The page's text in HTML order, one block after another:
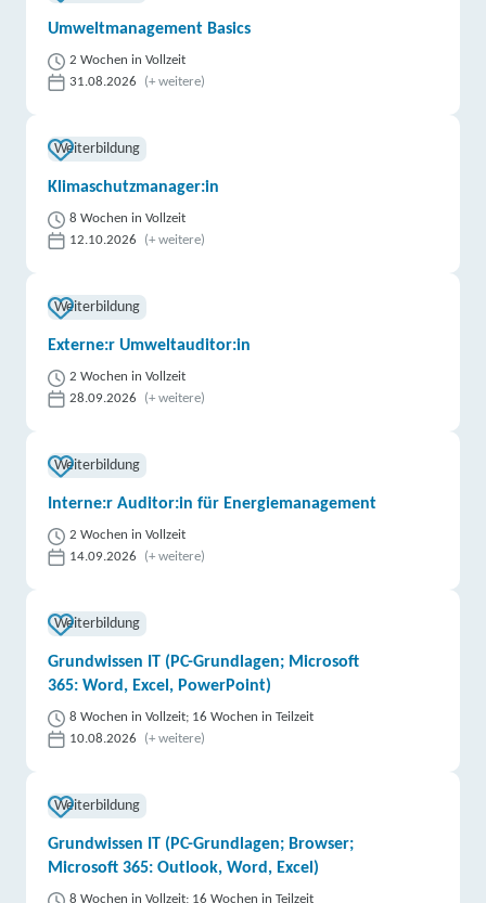
Umweltmanagement Basics
2 Wochen in Vollzeit
31.08.2026
(+ weitere)
Weiterbildung
Klimaschutzmanager:in
8 Wochen in Vollzeit
12.10.2026
(+ weitere)
Weiterbildung
Externe:r Umweltauditor:in
2 Wochen in Vollzeit
28.09.2026
(+ weitere)
Weiterbildung
Interne:r Auditor:in für Energiemanagement
2 Wochen in Vollzeit
14.09.2026
(+ weitere)
Weiterbildung
Grundwissen IT (PC-Grundlagen; Microsoft
365: Word, Excel, PowerPoint)
8 Wochen in Vollzeit; 16 Wochen in Teilzeit
10.08.2026
(+ weitere)
Weiterbildung
Grundwissen IT (PC-Grundlagen; Browser;
Microsoft 365: Outlook, Word, Excel)
8 Wochen in Vollzeit; 16 Wochen in Teilzeit